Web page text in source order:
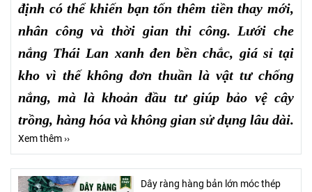
định có thể khiến bạn tốn thêm tiền thay mới,
nhân công và thời gian thi công. Lưới che
nắng Thái Lan xanh đen bền chắc, giá sỉ tại
kho vì thế không đơn thuần là vật tư chống
nắng, mà là khoản đầu tư giúp bảo vệ cây
trồng, hàng hóa và không gian sử dụng lâu dài.
Xem thêm ››
Dây ràng hàng bản lớn móc thép